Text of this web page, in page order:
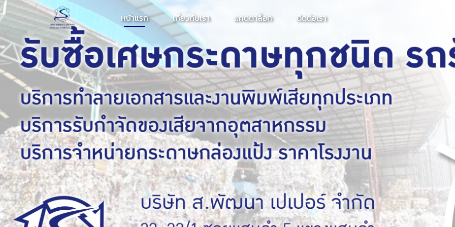
หน้าแรก เกี่ยวกับเรา แคตตาล็อก ติดต่อเรา